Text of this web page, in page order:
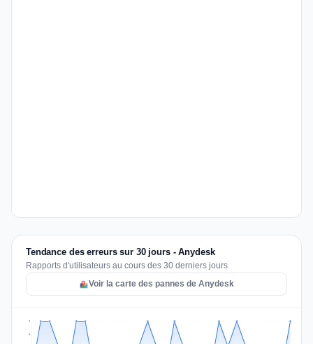
Tendance des erreurs sur 30 jours - Anydesk
Rapports d'utilisateurs au cours des 30 derniers jours
Voir la carte des pannes de Anydesk
2
2